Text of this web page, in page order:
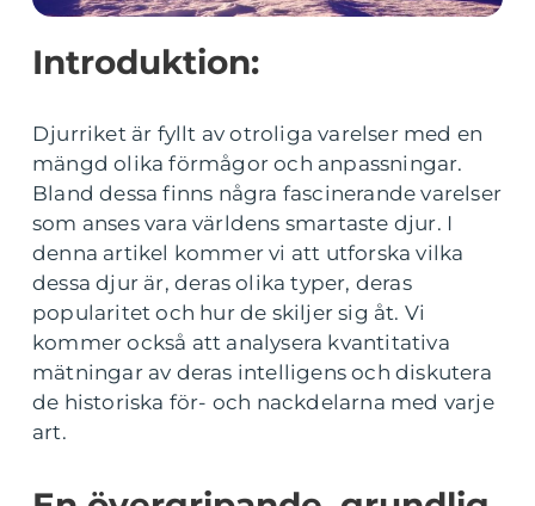
Introduktion:
Djurriket är fyllt av otroliga varelser med en
mängd olika förmågor och anpassningar.
Bland dessa finns några fascinerande varelser
som anses vara världens smartaste djur. I
denna artikel kommer vi att utforska vilka
dessa djur är, deras olika typer, deras
popularitet och hur de skiljer sig åt. Vi
kommer också att analysera kvantitativa
mätningar av deras intelligens och diskutera
de historiska för- och nackdelarna med varje
art.